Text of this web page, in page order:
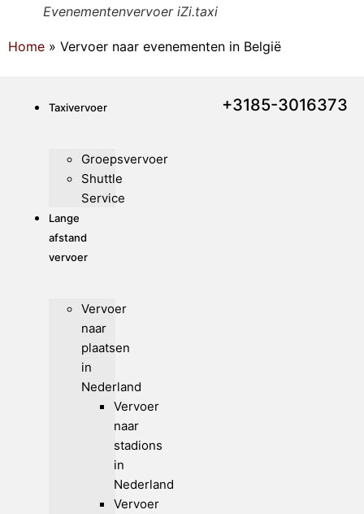
Evenementenvervoer iZi.taxi
Home » Vervoer naar evenementen in België
Taxivervoer
Groepsvervoer
Shuttle
Service
Lange
afstand
vervoer
Vervoer
naar
plaatsen
in
Nederland
Vervoer
naar
stadions
in
Nederland
Vervoer
+3185-3016373